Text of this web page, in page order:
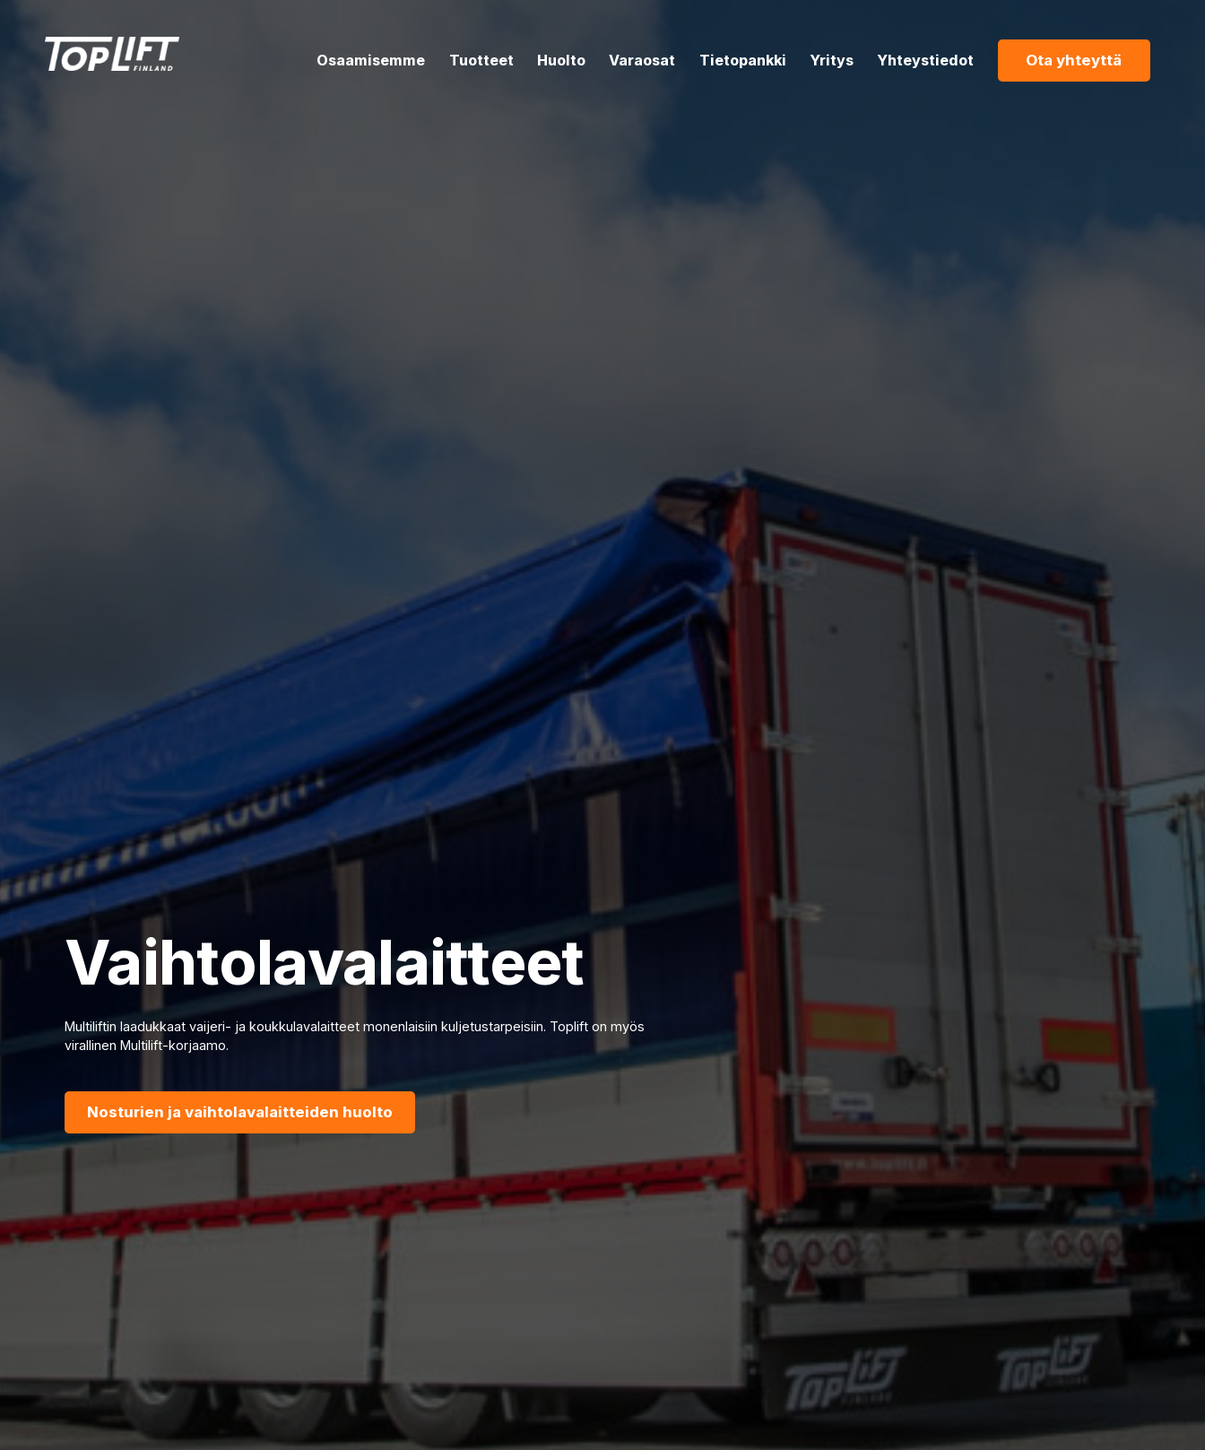
Osaamisemme Tuotteet Huolto Varaosat Tietopankki Yritys Yhteystiedot Ota yhteyttä
Vaihtolavalaitteet
Multiliftin laadukkaat vaijeri- ja koukkulavalaitteet monenlaisiin kuljetustarpeisiin. Toplift on myös
virallinen Multilift-korjaamo.
Nosturien ja vaihtolavalaitteiden huolto